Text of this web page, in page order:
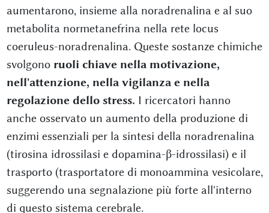
aumentarono, insieme alla noradrenalina e al suo
metabolita normetanefrina nella rete locus
coeruleus-noradrenalina. Queste sostanze chimiche
svolgono ruoli chiave nella motivazione,
nell'attenzione, nella vigilanza e nella
regolazione dello stress. I ricercatori hanno
anche osservato un aumento della produzione di
enzimi essenziali per la sintesi della noradrenalina
(tirosina idrossilasi e dopamina-β-idrossilasi) e il
trasporto (trasportatore di monoammina vesicolare,
suggerendo una segnalazione più forte all'interno
di questo sistema cerebrale.